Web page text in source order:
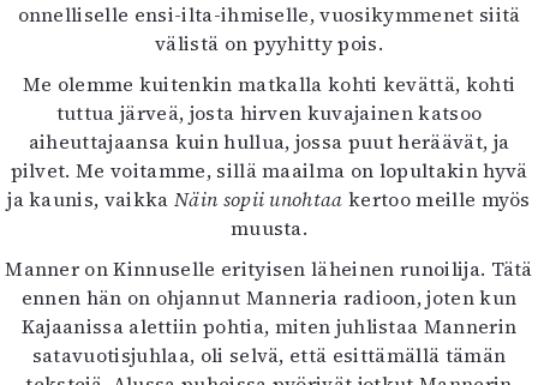
onnelliselle ensi-ilta-ihmiselle, vuosikymmenet siitä
välistä on pyyhitty pois.
Me olemme kuitenkin matkalla kohti kevättä, kohti
tuttua järveä, josta hirven kuvajainen katsoo
aiheuttajaansa kuin hullua, jossa puut heräävät, ja
pilvet. Me voitamme, sillä maailma on lopultakin hyvä
ja kaunis, vaikka Näin sopii unohtaa kertoo meille myös
muusta.
Manner on Kinnuselle erityisen läheinen runoilija. Tätä
ennen hän on ohjannut Manneria radioon, joten kun
Kajaanissa alettiin pohtia, miten juhlistaa Mannerin
satavuotisjuhlaa, oli selvä, että esittämällä tämän